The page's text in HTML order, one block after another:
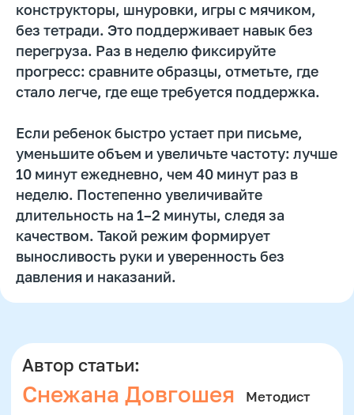
конструкторы, шнуровки, игры с мячиком,
без тетради. Это поддерживает навык без
перегруза. Раз в неделю фиксируйте
прогресс: сравните образцы, отметьте, где
стало легче, где еще требуется поддержка.
Если ребенок быстро устает при письме,
уменьшите объем и увеличьте частоту: лучше
10 минут ежедневно, чем 40 минут раз в
неделю. Постепенно увеличивайте
длительность на 1–2 минуты, следя за
качеством. Такой режим формирует
выносливость руки и уверенность без
давления и наказаний.
Только до 10 августа
Двойная выгода этим летом:
+ второй курс в подарок*
АВТОНОМНАЯ НЕКОММЕРЧЕСКАЯ ОРГАНИЗАЦИЯ
ДОПОЛНИТЕЛЬНОГО ОБРАЗОВАНИЯ "ШКОЛА
НЕЙРОРАЗВИТИЯ И ОБУЧЕНИЯ ДЕТЕЙ"
ИНН: 9727116117, ОГРН: 1257700472831
Телефон: +7 (800) 100-11-43, Почта: anodo@skillzania.ru